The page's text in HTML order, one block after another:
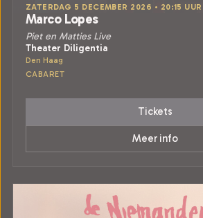
ZATERDAG 5 DECEMBER 2026 • 20:15 UUR
Marco Lopes
Piet en Matties Live
Theater Diligentia
Den Haag
CABARET
Tickets
Meer info